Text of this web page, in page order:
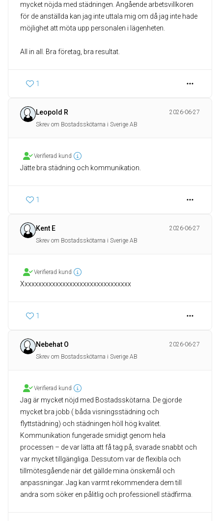
mycket nöjda med städningen. Angående arbetsvillkoren
för de anställda kan jag inte uttala mig om då jag inte hade
möjlighet att möta upp personalen i lägenheten.
All in all. Bra företag, bra resultat.
1
Leopold R
2026-06-27
Skrev om Bostadsskötarna i Sverige AB
Verifierad kund
Jätte bra städning och kommunikation.
1
Kent E
2026-06-27
Skrev om Bostadsskötarna i Sverige AB
Verifierad kund
Xxxxxxxxxxxxxxxxxxxxxxxxxxxxxxxx
1
Nebehat O
2026-06-27
Skrev om Bostadsskötarna i Sverige AB
Verifierad kund
Jag är mycket nöjd med Bostadsskötarna. De gjorde
mycket bra jobb ( båda visningsstädning och
flyttstädning) och städningen höll hög kvalitet.
Kommunikation fungerade smidigt genom hela
processen – de var lätta att få tag på, svarade snabbt och
var mycket tillgängliga. Dessutom var de flexibla och
tillmötesgående när det gällde mina önskemål och
anpassningar. Jag kan varmt rekommendera dem till
andra som söker en pålitlig och professionell städfirma.